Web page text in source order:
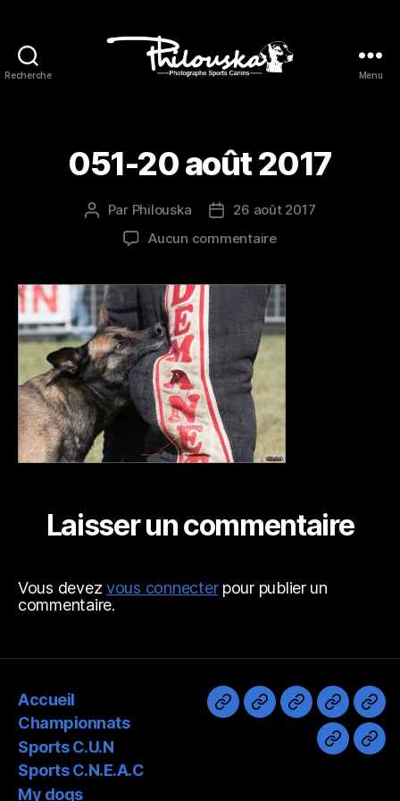
Recherche Menu
051-20 août 2017
Auteur
l’article
Par Philouska
Date26 août 2017
Aucun commentairesur
août
2017
Laisser un commentaire
Vous devezvous connecterpour publier un
commentaire.
Accueil
Championnats
Sports C.U.N
Sports C.N.E.A.C
My dogs
AccueilChampionnats
Sports
C.U.N
Sports
My
Divers